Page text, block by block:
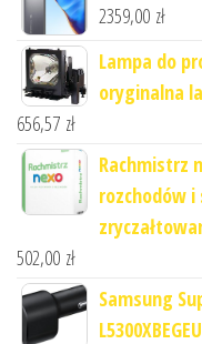
2359,00 zł
Lampa do
oryginalna
656,57 zł
Rachmistrz
rozchodów
502,00 zł
Samsung